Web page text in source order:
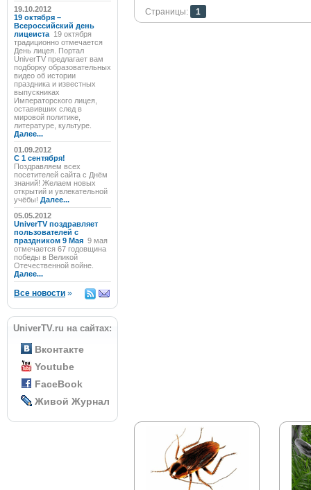
19.10.2012
19 октября –
Всероссийский день
лицеиста 19 октября
традиционно отмечается
День лицея. Портал
UniverTV предлагает вам
подборку образовательных
видео об истории
праздника и известных
выпускниках
Императорского лицея,
оставивших след в
мировой политике,
литературе, культуре.
Далее...
01.09.2012
C 1 сентября!
Поздравляем всех
посетителей сайта с Днём
знаний! Желаем новых
открытий и увлекательной
учёбы! Далее...
05.05.2012
UniverTV поздравляет
пользователей с
праздником 9 Мая 9 мая
отмечается 67 годовщина
победы в Великой
Отечественной войне.
Далее...
Все новости »
UniverTV.ru на сайтах:
Вконтакте
Youtube
FaceBook
Живой Журнал
Страницы:
1